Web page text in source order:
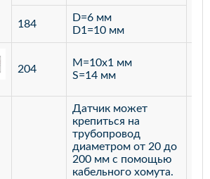
184
D=6 мм
D1=10 мм
204
M=10х1 мм
S=14 мм
Датчик может
крепиться на
трубопровод
диаметром от 20 до
200 мм с помощью
кабельного хомута.